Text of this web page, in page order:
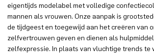
eigentijds modelabel met volledige
mannen als vrouwen. Onze aanpak is
de tijdgeest en toegewijd aan het creëren van
zelfvertrouwen geven en dienen als
zelfexpressie. In plaats van vluchtige trends te